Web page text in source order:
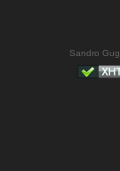
Sandro